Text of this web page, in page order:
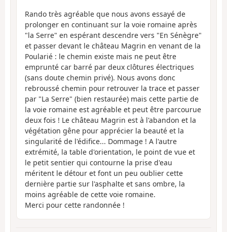
Rando très agréable que nous avons essayé de
prolonger en continuant sur la voie romaine après
"la Serre" en espérant descendre vers "En Sénègre"
et passer devant le château Magrin en venant de la
Poularié : le chemin existe mais ne peut être
emprunté car barré par deux clôtures électriques
(sans doute chemin privé). Nous avons donc
rebroussé chemin pour retrouver la trace et passer
par "La Serre" (bien restaurée) mais cette partie de
la voie romaine est agréable et peut être parcourue
deux fois ! Le château Magrin est à l'abandon et la
végétation gêne pour apprécier la beauté et la
singularité de l'édifice... Dommage ! A l'autre
extrémité, la table d'orientation, le point de vue et
le petit sentier qui contourne la prise d'eau
méritent le détour et font un peu oublier cette
dernière partie sur l'asphalte et sans ombre, la
moins agréable de cette voie romaine.
Merci pour cette randonnée !